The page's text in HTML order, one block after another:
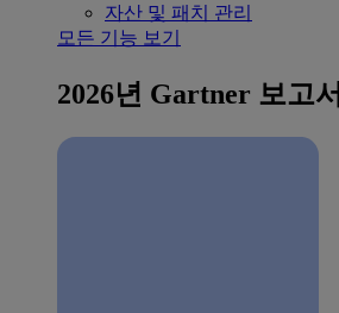
자산 및 패치 관리
모든 기능 보기
2026년 Gartner 보고서